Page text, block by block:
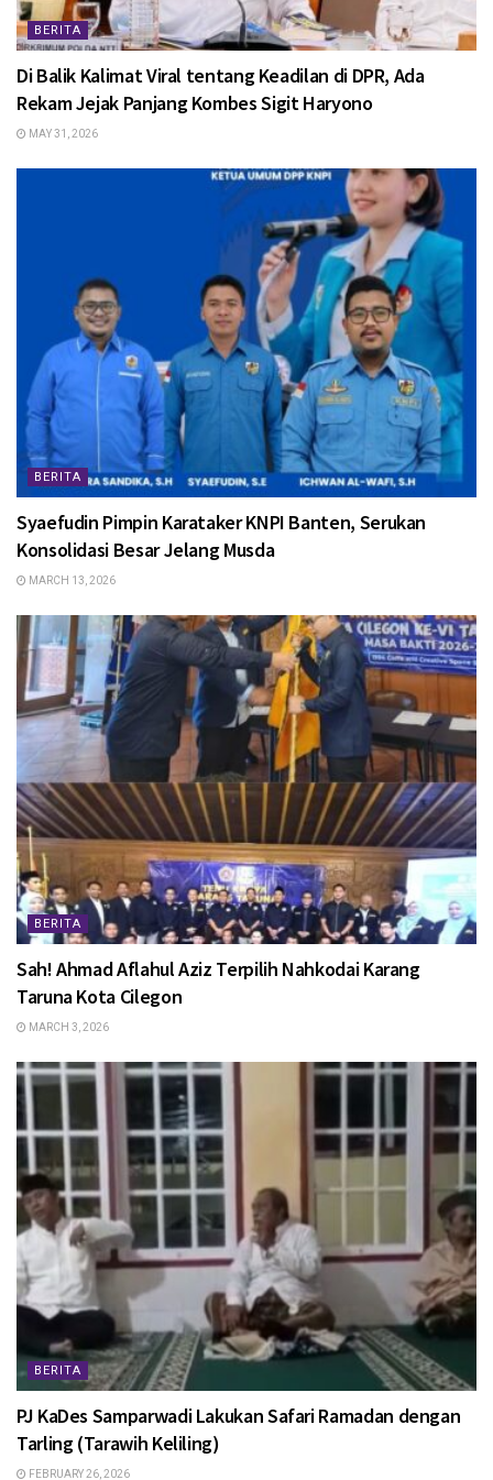
BERITA
Di Balik Kalimat Viral tentang Keadilan di DPR, Ada
Rekam Jejak Panjang Kombes Sigit Haryono
MAY 31, 2026
BERITA
Syaefudin Pimpin Karataker KNPI Banten, Serukan
Konsolidasi Besar Jelang Musda
MARCH 13, 2026
BERITA
Sah! Ahmad Aflahul Aziz Terpilih Nahkodai Karang
Taruna Kota Cilegon
MARCH 3, 2026
BERITA
PJ KaDes Samparwadi Lakukan Safari Ramadan dengan
Tarling (Tarawih Keliling)
FEBRUARY 26, 2026